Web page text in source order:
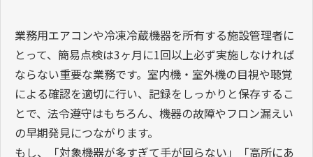
業務用エアコンや冷凍冷蔵機器を所有する施設管理者に
とって、簡易点検は3ヶ月に1回以上必ず実施しなければ
ならない重要な業務です。室内機・室外機の目視や聴覚
による確認を適切に行い、記録をしっかりと保存するこ
とで、法令遵守はもちろん、機器の故障やフロン漏えい
の早期発見につながります。
もし、「対象機器が多すぎて手が回らない」「高所にあ